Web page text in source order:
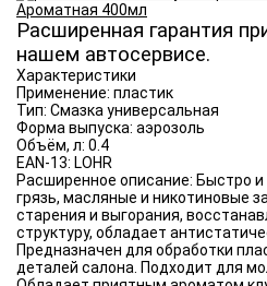
Расширенная гарантия
нашем автосервисе.
Характеристики
Применение: пластик
Тип: Смазка универсальная
Форма выпуска: аэрозоль
Объём, л: 0.4
EAN-13: LOHR
Расширенное описание: Быстро
грязь, масляные и никотиновые
старения и выгорания,
структуру, обладает
Предназначен для обработки
деталей салона. Подходит для